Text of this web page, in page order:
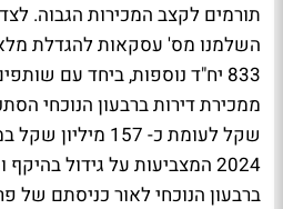
תורמים לקצב המכירות הגבוה.
השלמנו מס' עסקאות להגדלת
833 יח"ד נוספות, ביחד עם
שקל לעומת כ- 157
2024 המצביעות על גידול
ברבעון הנוכחי לאור כניסתם של